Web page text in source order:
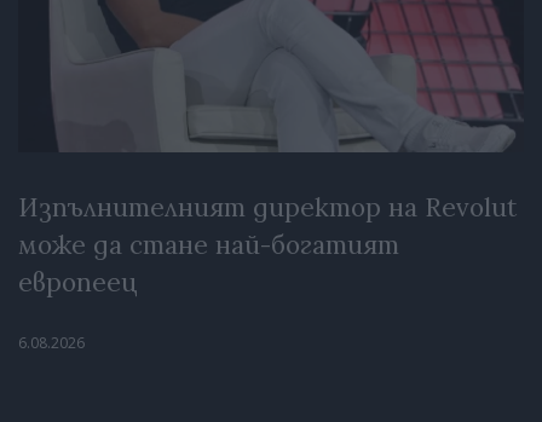
Изпълнителният директор на Revolut
може да стане най-богатият
европеец
6.08.2026